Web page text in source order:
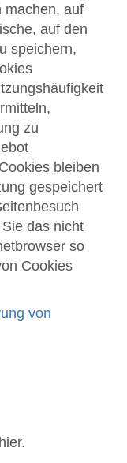
machen, auf
auf den
speichern,
zu
bleiben
gespeichert
das nicht
so
Cookies
von